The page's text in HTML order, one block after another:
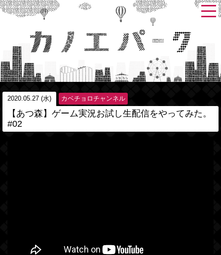
2020.05.27 (水) カベチョロチャンネル
【あつ森】ゲーム実況お試し生配信をやってみた。
#02